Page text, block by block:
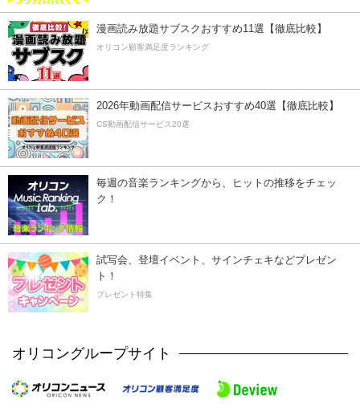
漫画読み放題サブスクおすすめ11選【徹底比較】
オリコン顧客満足度ランキング
2026年動画配信サービスおすすめ40選【徹底比較】
CS動画配信サービス20選
毎週の音楽ランキングから、ヒットの推移をチェッ
ク！
試写会、登壇イベント、サインチェキなどプレゼン
ト！
プレゼント特集
オリコングループサイト